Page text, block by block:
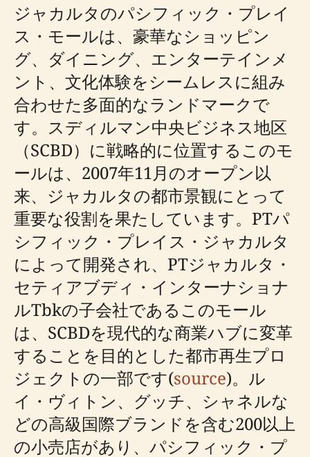
ジャカルタのパシフィック・プレイ
ス・モールは、豪華なショッピン
グ、ダイニング、エンターテインメ
ント、文化体験をシームレスに組み
合わせた多面的なランドマークで
す。スディルマン中央ビジネス地区
（SCBD）に戦略的に位置するこのモ
ールは、2007年11月のオープン以
来、ジャカルタの都市景観にとって
重要な役割を果たしています。PTパ
シフィック・プレイス・ジャカルタ
によって開発され、PTジャカルタ・
セティアブディ・インターナショナ
ルTbkの子会社であるこのモール
は、SCBDを現代的な商業ハブに変革
することを目的とした都市再生プロ
ジェクトの一部です(source)。ル
イ・ヴィトン、グッチ、シャネルな
どの高級国際ブランドを含む200以上
の小売店があり、パシフィック・プ